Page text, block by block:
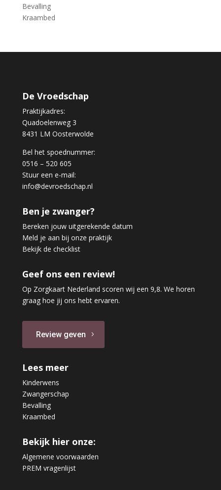
Bevalling
Kraambed
De Vroedschap
Praktijkadres:
Quadoelenweg 3
8431 LM Oosterwolde
Bel het spoednummer:
0516 – 520 605
Stuur een e-mail:
info@devroedschap.nl
Ben je zwanger?
Bereken jouw uitgerekende datum
Meld je aan bij onze praktijk
Bekijk de checklist
Geef ons een review!
Op Zorgkaart Nederland scoren wij een 9,8. We horen
graag hoe jij ons hebt ervaren.
Review geven
Lees meer
Kinderwens
Zwangerschap
Bevalling
Kraambed
Bekijk hier onze:
Algemene voorwaarden
PREM vragenlijst